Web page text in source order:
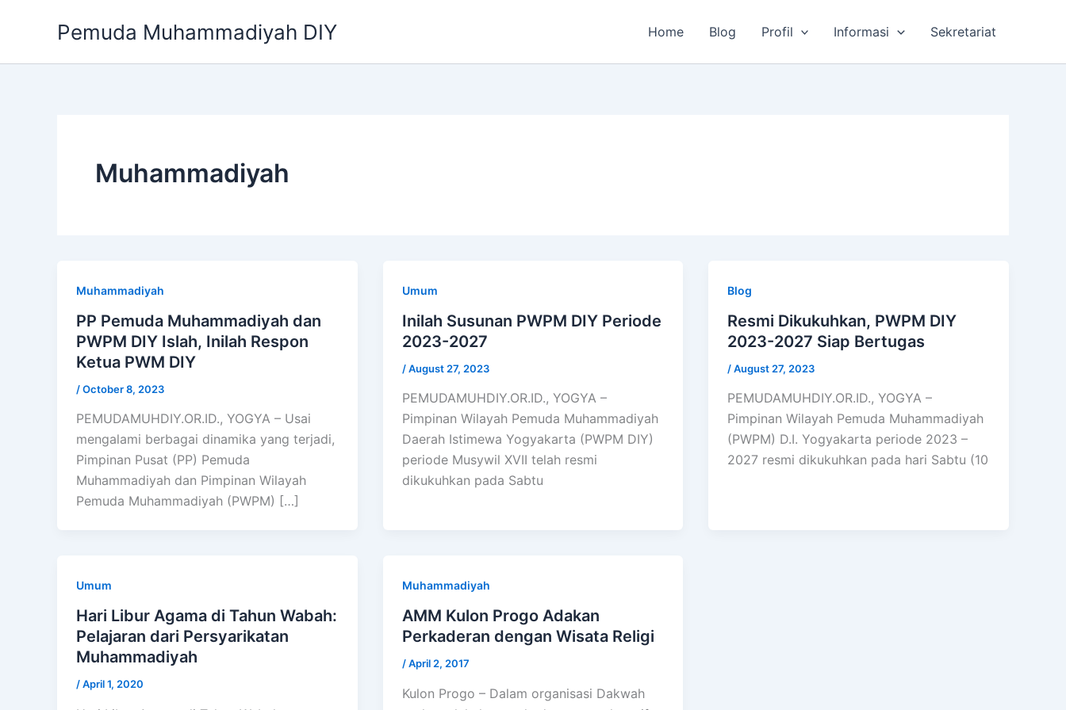
Pemuda Muhammadiyah DIY Home Blog Profil Informasi Sekretariat
Muhammadiyah
Muhammadiyah
PP Pemuda Muhammadiyah dan
PWPM DIY Islah, Inilah Respon
Ketua PWM DIY
/October 8, 2023
PEMUDAMUHDIY.OR.ID., YOGYA – Usai
mengalami berbagai dinamika yang terjadi,
Pimpinan Pusat (PP) Pemuda
Muhammadiyah dan Pimpinan Wilayah
Pemuda Muhammadiyah (PWPM) […]
Umum
Inilah Susunan PWPM DIY Periode
2023-2027
/August 27, 2023
PEMUDAMUHDIY.OR.ID., YOGYA –
Pimpinan Wilayah Pemuda Muhammadiyah
Daerah Istimewa Yogyakarta (PWPM DIY)
periode Musywil XVII telah resmi
dikukuhkan pada Sabtu
Blog
Resmi Dikukuhkan, PWPM DIY
2023-2027 Siap Bertugas
/August 27, 2023
PEMUDAMUHDIY.OR.ID., YOGYA –
Pimpinan Wilayah Pemuda Muhammadiyah
(PWPM) D.I. Yogyakarta periode 2023 –
2027 resmi dikukuhkan pada hari Sabtu (10
Umum
Hari Libur Agama di Tahun Wabah:
Pelajaran dari Persyarikatan
Muhammadiyah
/April 1, 2020
Muhammadiyah
AMM Kulon Progo Adakan
Perkaderan dengan Wisata Religi
/April 2, 2017
Kulon Progo – Dalam organisasi Dakwah